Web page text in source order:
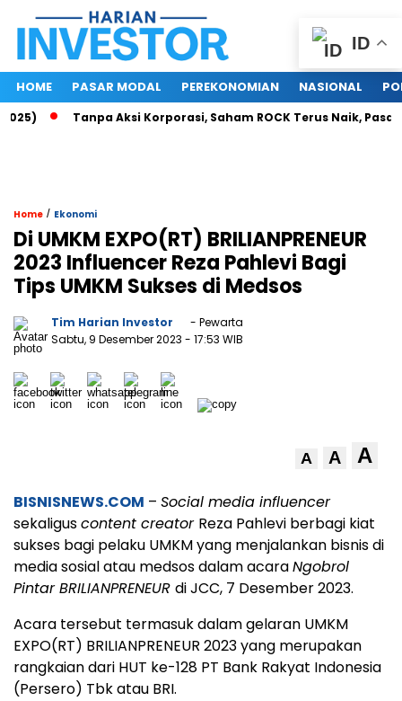
HOME PASAR MODAL PEREKONOMIAN NASIONAL
Tanpa Aksi Korporasi, Saham ROCK Terus Naik, Pasar
Home / Ekonomi
Di UMKM EXPO(RT) BRILIANPRENEUR
2023 Influencer Reza Pahlevi Bagi
Tips UMKM Sukses di Medsos
Tim Harian Investor
- Pewarta
Sabtu, 9 Desember 2023 - 17:53 WIB
A A A
BISNISNEWS.COM – Social media influencer
sekaliguscontent creator Reza Pahlevi berbagi kiat
sukses bagi pelaku UMKM yang menjalankan bisnis di
media sosial atau medsos dalam acaraNgobrol
Pintar BRILIANPRENEUR di JCC, 7 Desember 2023.
Acara tersebut termasuk dalam gelaran UMKM
EXPO(RT) BRILIANPRENEUR 2023 yang merupakan
rangkaian dari HUT ke-128 PT Bank Rakyat Indonesia
(Persero) Tbk atau BRI.
ID